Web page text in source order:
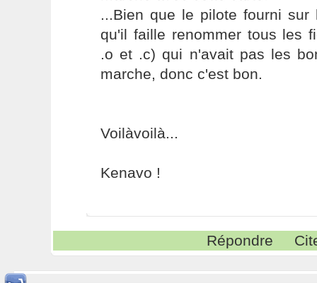
...Bien que le pilote fourni
qu'il faille renommer tous les
.o et .c) qui n'avait pas les
marche, donc c'est bon.
Voilàvoilà...
Kenavo !
Répondre